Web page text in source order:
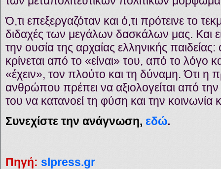
Ό,τι επεξεργαζόταν και ό,τι πρότεινε το
διδαχές των μεγάλων δασκάλων μας. Και
την ουσία της αρχαίας ελληνικής
κρίνεται από το «είναι» του, από το λόγο
«έχειν», τον πλούτο και τη δύναμη. Ότι η
ανθρώπου πρέπει να αξιολογείται από
του να κατανοεί τη φύση και την κοινωνία
Συνεχίστε την ανάγνωση, εδώ.
Πηγή: slpress.gr